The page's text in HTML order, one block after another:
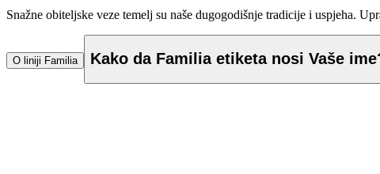
Snažne obiteljske veze temelj su naše dugogodišnje tradicije i uspjeha.
O liniji Familia Kako da Familia etiketa nosi Vaše